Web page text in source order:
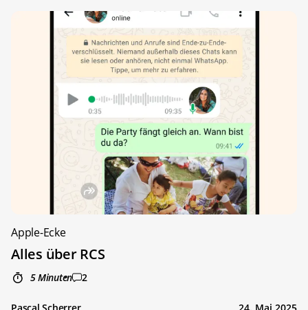
Apple-Ecke
Alles über RCS
5 Minuten 2
Pascal Scherrer 24. Mai 2025